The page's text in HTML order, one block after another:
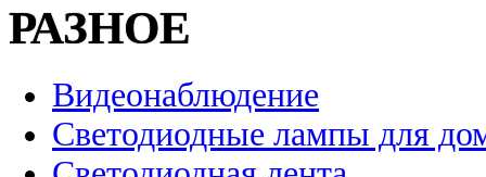
РАЗНОЕ
Видеонаблюдение
Светодиодные лампы для